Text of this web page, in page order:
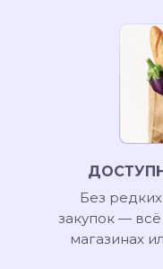
Без
закупок —
магазинах